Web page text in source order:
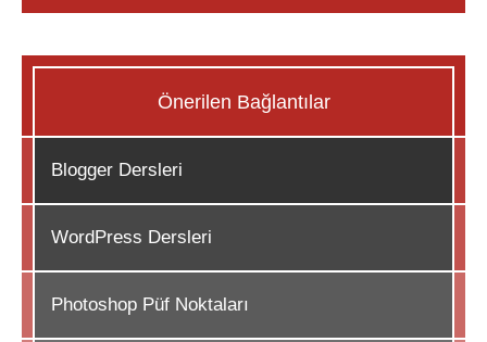
Önerilen Bağlantılar
Blogger Dersleri
WordPress Dersleri
Photoshop Püf Noktaları